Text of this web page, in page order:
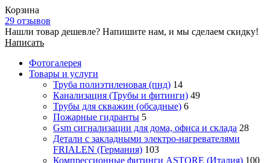
Корзина
29 отзывов
Нашли товар дешевле? Напишите нам, и мы сделаем скидку!
Написать
Фотогалерея
Товары и услуги
Труба полиэтиленовая (пнд) 14
Канализация (Трубы и фитинги) 49
Трубы для скважин (обсадные) 6
Пожарные гидранты 5
Gsm сигнализации для дома, офиса и склада 28
Детали с закладными электро-нагревателями
FRIALEN (Германия) 103
Компрессионные фитинги ASTORE (Италия) 100